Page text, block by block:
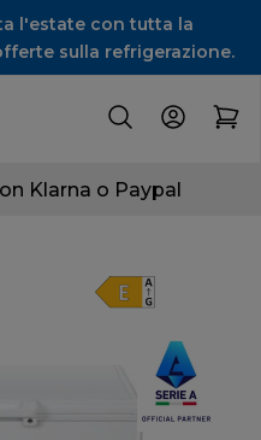
l'estate con tutta la
sulla refrigerazione.
Klarna o Paypal